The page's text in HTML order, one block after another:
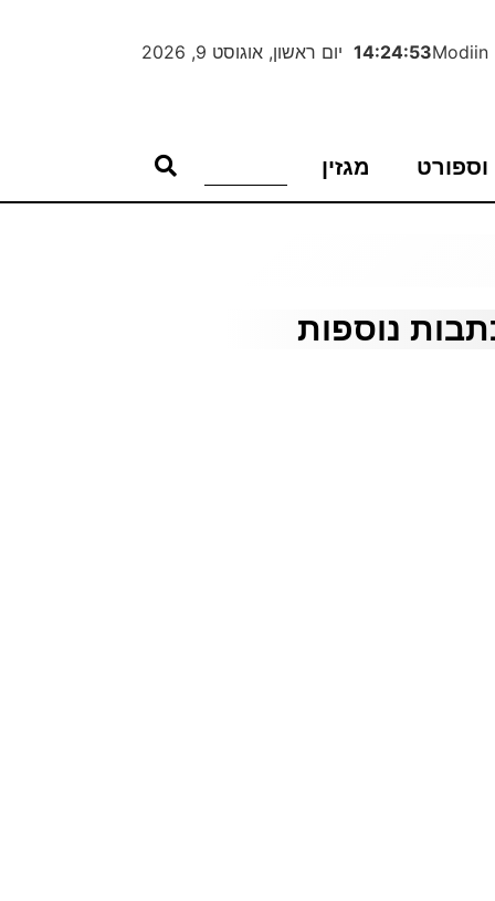
Modiin
14:24:54 יום ראשון, אוגוסט 9, 2026
וספורט מגזין
נוספות